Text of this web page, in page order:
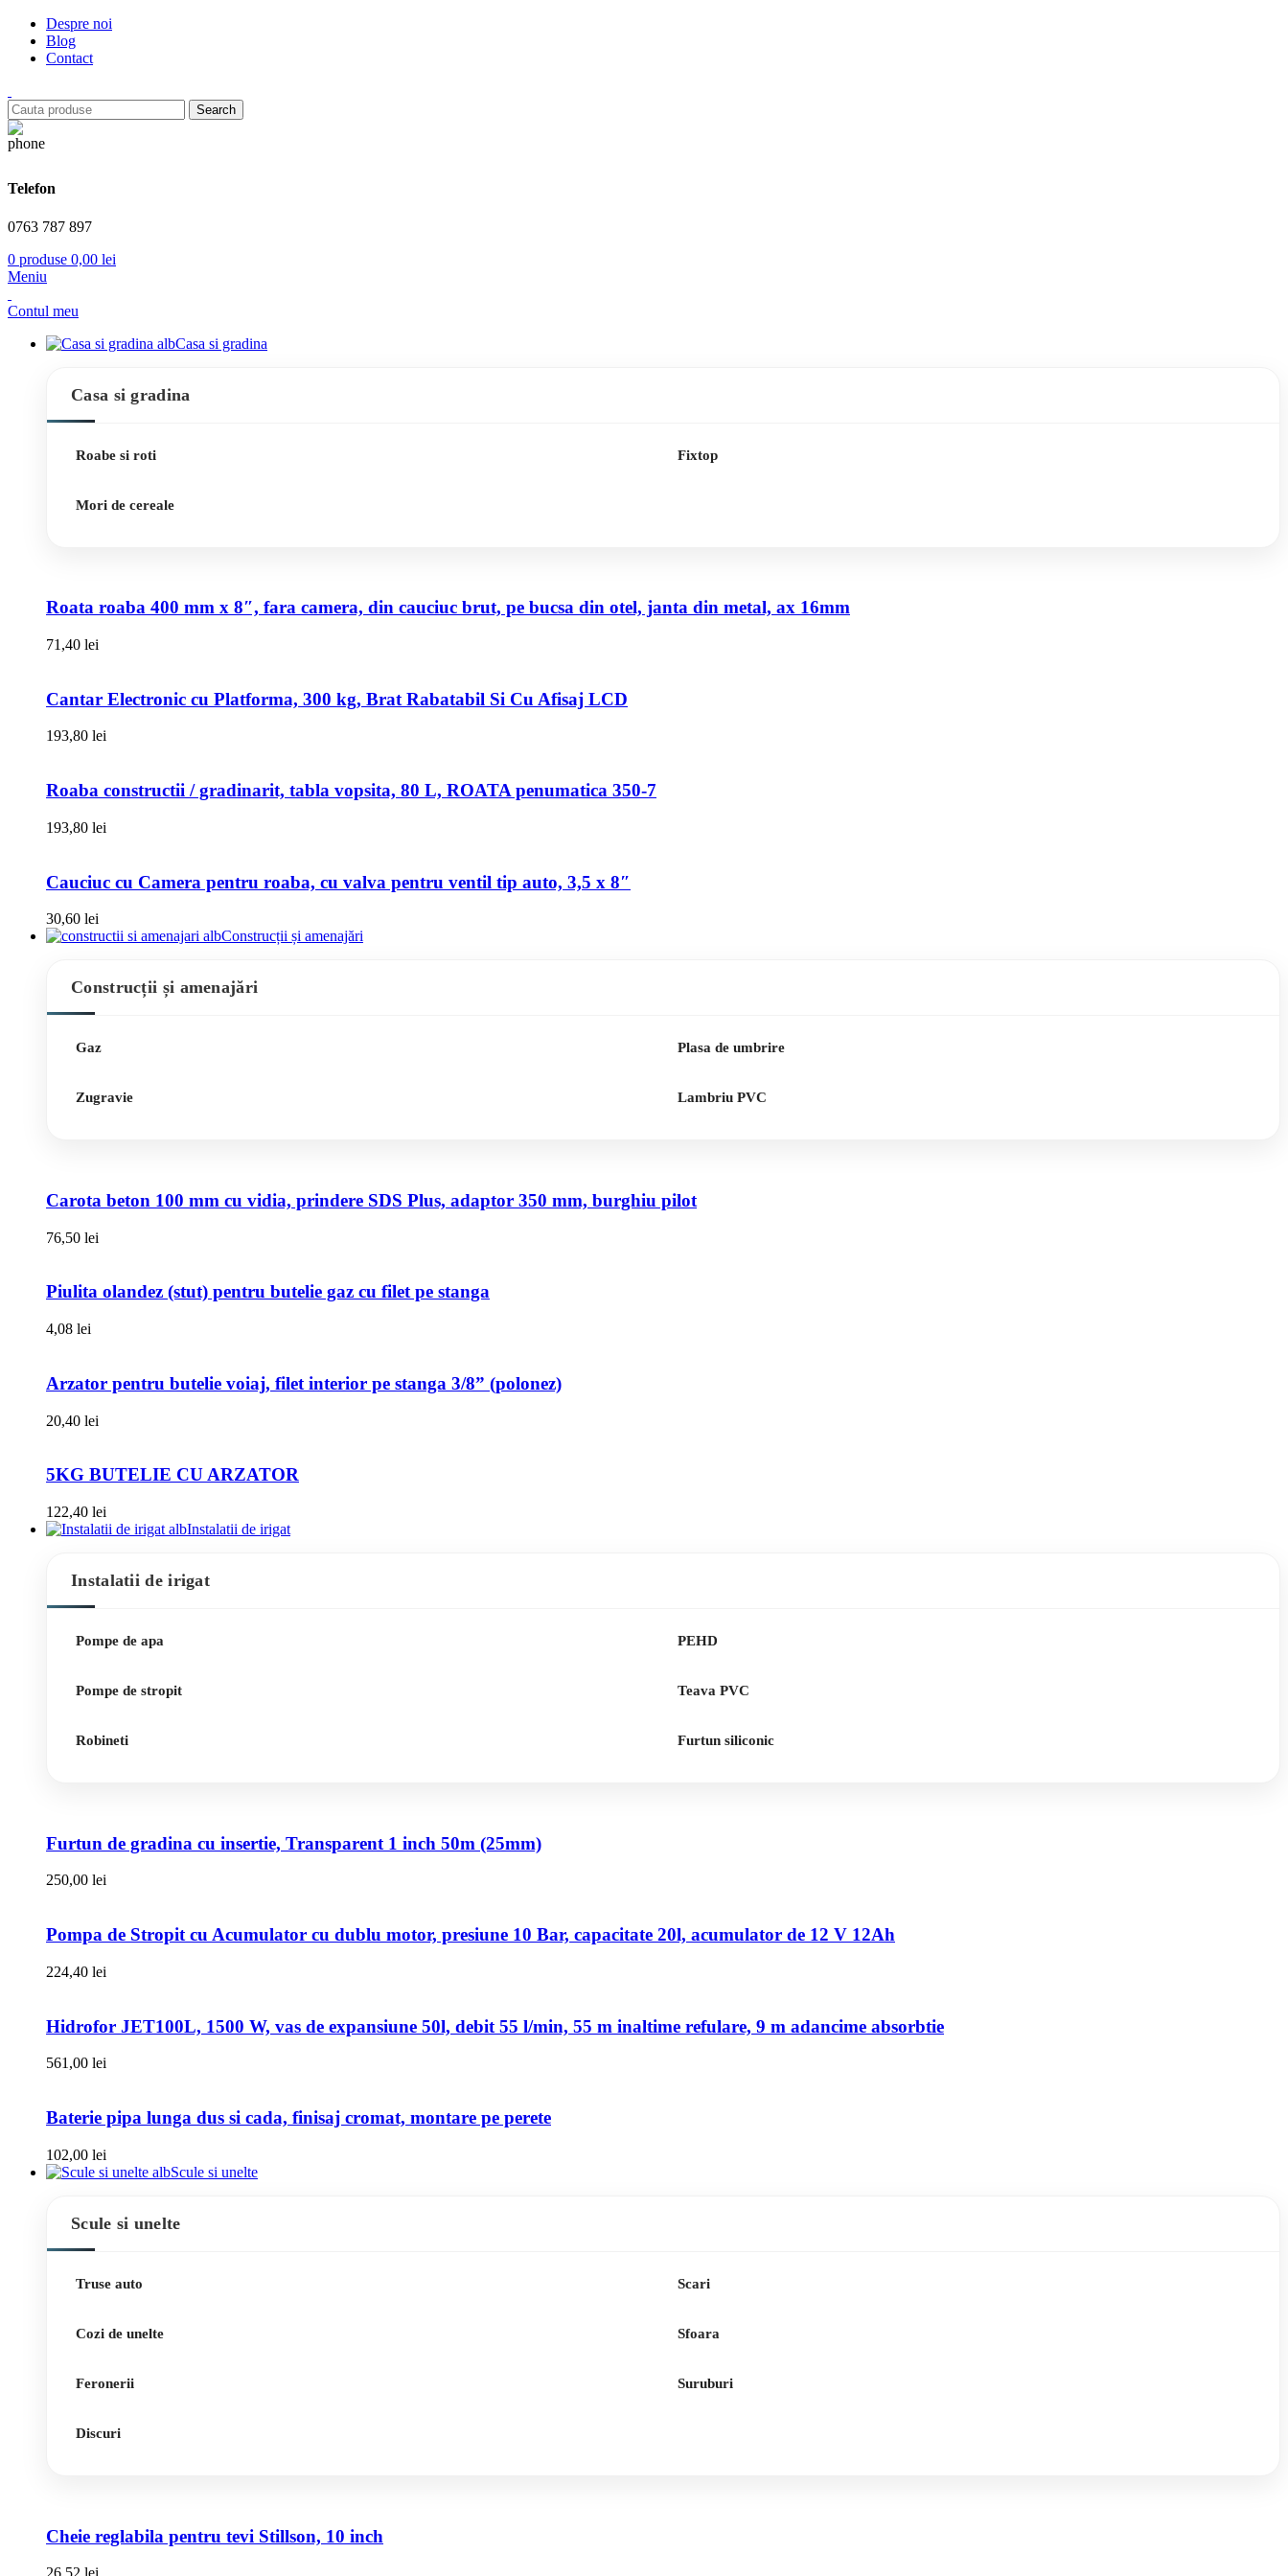
Despre noi
Blog
Contact
Search
Telefon
0763 787 897
0 produse 0,00 lei
Meniu
Contul meu
Casa si gradina
Casa si gradina
Roabe si roti
Mori de cereale
Fixtop
Roata roaba 400 mm x 8″, fara camera, din cauciuc brut, pe bucsa din otel, janta din metal, ax 16mm
71,40 lei
Cantar Electronic cu Platforma, 300 kg, Brat Rabatabil Si Cu Afisaj LCD
193,80 lei
Roaba constructii / gradinarit, tabla vopsita, 80 L, ROATA penumatica 350-7
193,80 lei
Cauciuc cu Camera pentru roaba, cu valva pentru ventil tip auto, 3,5 x 8″
30,60 lei
Construcții și amenajări
Construcții și amenajări
Gaz
Zugravie
Plasa de umbrire
Lambriu PVC
Carota beton 100 mm cu vidia, prindere SDS Plus, adaptor 350 mm, burghiu pilot
76,50 lei
Piulita olandez (stut) pentru butelie gaz cu filet pe stanga
4,08 lei
Arzator pentru butelie voiaj, filet interior pe stanga 3/8” (polonez)
20,40 lei
5KG BUTELIE CU ARZATOR
122,40 lei
Instalatii de irigat
Instalatii de irigat
Pompe de apa
Pompe de stropit
Robineti
PEHD
Teava PVC
Furtun siliconic
Furtun de gradina cu insertie, Transparent 1 inch 50m (25mm)
250,00 lei
Pompa de Stropit cu Acumulator cu dublu motor, presiune 10 Bar, capacitate 20l, acumulator de 12 V 12Ah
224,40 lei
Hidrofor JET100L, 1500 W, vas de expansiune 50l, debit 55 l/min, 55 m inaltime refulare, 9 m adancime absorbtie
561,00 lei
Baterie pipa lunga dus si cada, finisaj cromat, montare pe perete
102,00 lei
Scule si unelte
Scule si unelte
Truse auto
Cozi de unelte
Feronerii
Discuri
Scari
Sfoara
Suruburi
Cheie reglabila pentru tevi Stillson, 10 inch